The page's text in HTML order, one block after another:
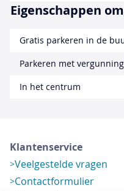
Eigenschappen
Gratis parkeren in de
Parkeren met vergunning
In het centrum
Klantenservice
Veelgestelde vragen
Contactformulier